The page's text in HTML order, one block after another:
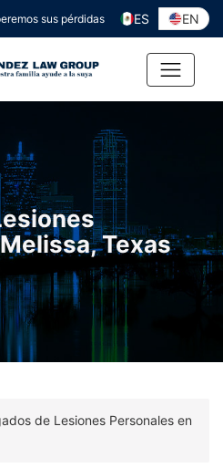
sus pérdidas ES EN
Texas
de Lesiones Personales en